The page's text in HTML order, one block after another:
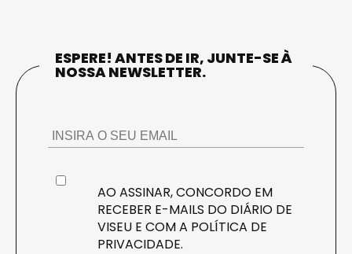
ESPERE! ANTES DE IR, JUNTE-SE À
NOSSA NEWSLETTER.
AO ASSINAR, CONCORDO EM
RECEBER E-MAILS DO DIÁRIO DE
VISEU E COM A POLÍTICA DE
PRIVACIDADE.